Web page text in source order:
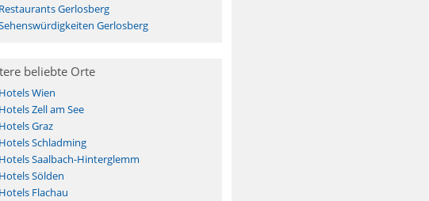
Restaurants Gerlosberg
Gerlosberg
beliebte Orte
Hotels Wien
Hotels Zell am See
Hotels Graz
Hotels Schladming
Hotels Saalbach-Hinterglemm
Hotels Sölden
Hotels Flachau